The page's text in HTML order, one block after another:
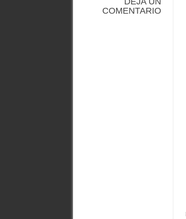
COMENTARIO